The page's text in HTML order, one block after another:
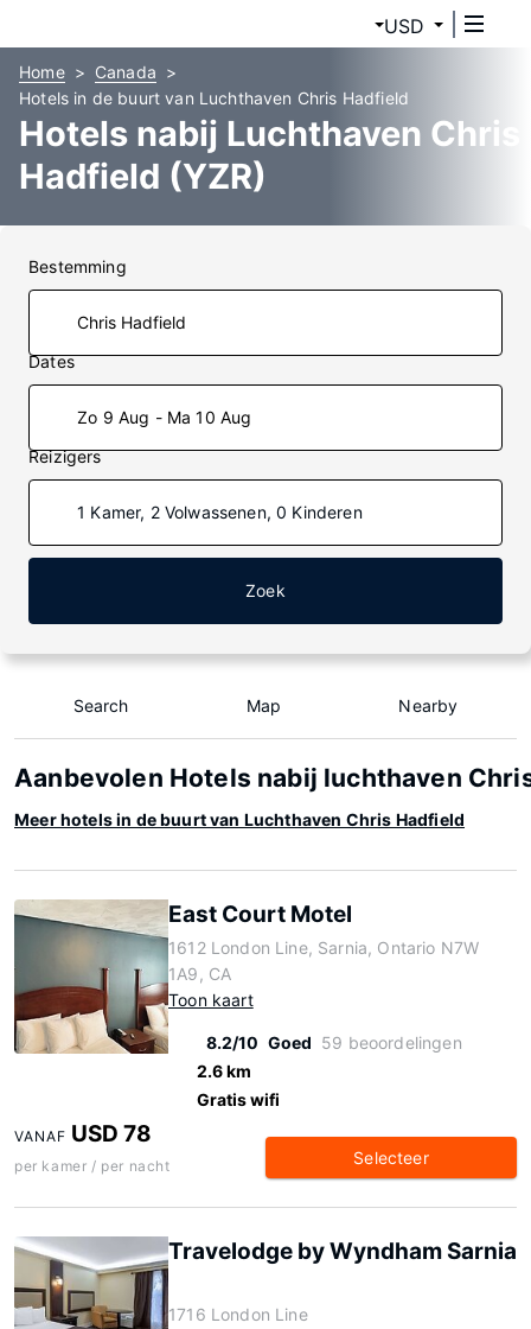
USD
Home
Canada
Hotels in de buurt van Luchthaven Chris Hadfield
Hotels nabij Luchthaven Chris
Hadfield (YZR)
Bestemming
Dates
Zo 9 Aug - Ma 10 Aug
Reizigers
1 Kamer, 2 Volwassenen, 0 Kinderen
Zoek
Search Map Nearby
Aanbevolen Hotels nabij luchthaven
Meer hotels in de buurt van Luchthaven Chris Hadfield
East Court Motel
1612 London Line, Sarnia, Ontario N7W
1A9, CA
Toon kaart
8.2/10 Goed 59 beoordelingen
2.6 km
Gratis wifi
VANAF USD 78
per kamer / per nacht Selecteer
Travelodge by Wyndham Sarnia
1716 London Line